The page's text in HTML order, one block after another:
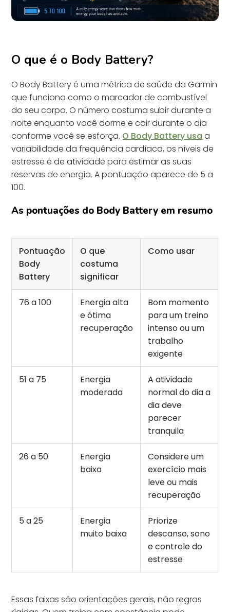
O que é o Body Battery?
O Body Battery é uma métrica de saúde da Garmin
que funciona como o marcador de combustível
do seu corpo. O número costuma subir durante a
noite enquanto você dorme e cair durante o dia
conforme você se esforça. O Body Battery usa a
variabilidade da frequência cardíaca, os níveis de
estresse e de atividade para estimar as suas
reservas de energia. A pontuação aparece de 5 a
100.
As pontuações do Body Battery em resumo
Pontuação
Body
Battery
O que
costuma
significar
Como usar
76 a 100
Energia alta
e ótima
recuperação
Bom momento
para um treino
intenso ou um
trabalho
exigente
51 a 75
Energia
moderada
A atividade
normal do dia a
dia deve
parecer
tranquila
26 a 50
Energia
baixa
Considere um
exercício mais
leve ou mais
recuperação
5 a 25
Energia
muito baixa
Priorize
descanso, sono
e controle do
estresse
Essas faixas são orientações gerais, não regras